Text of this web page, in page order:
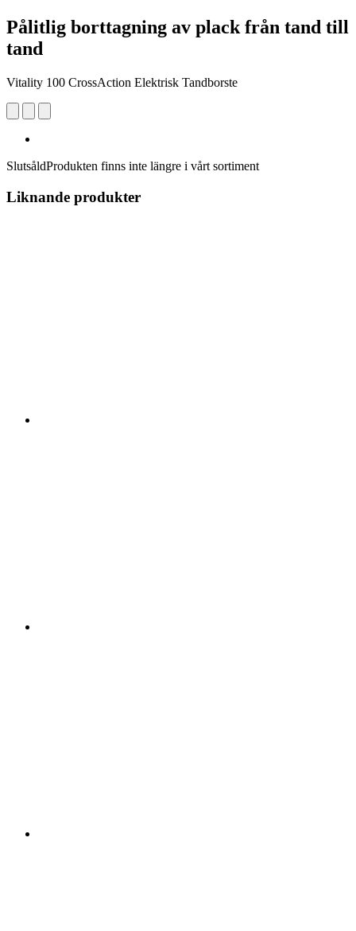
Pålitlig borttagning av plack från tand till
tand
Vitality 100 CrossAction Elektrisk Tandborste
SlutsåldProdukten finns inte längre i vårt sortiment
Liknande produkter